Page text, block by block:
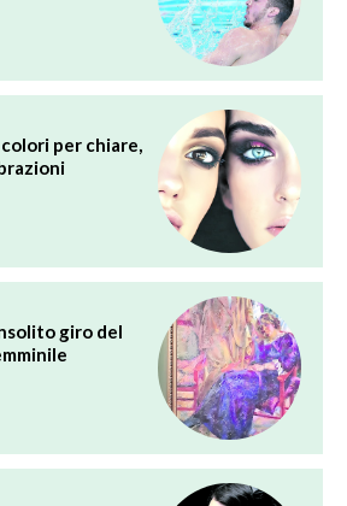
per chiare,
giro del